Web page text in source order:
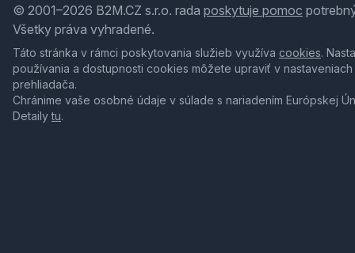
© 2001–2026 B2M.CZ s.r.o. rada poskytuje pomoc
Všetky práva vyhradené.
Táto stránka v rámci poskytovania služieb využíva cookies.
používania a dostupnosti cookies môžete upraviť v nastaveniach
prehliadača.
Chránime vaše osobné údaje v súlade s nariadením Európskej
Detailytu.